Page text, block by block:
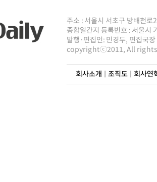
주소 : 서울시 서초구 방배천
종합일간지 등록번호 : 서울
발행·편집인: 민경두, 편집국
copyrightⓒ2011, All rights
회사소개 조직도| 회사연